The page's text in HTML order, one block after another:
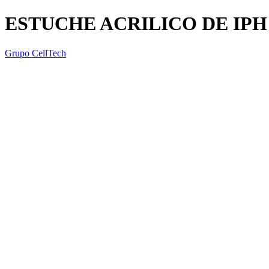
ESTUCHE ACRILICO DE
Grupo CellTech